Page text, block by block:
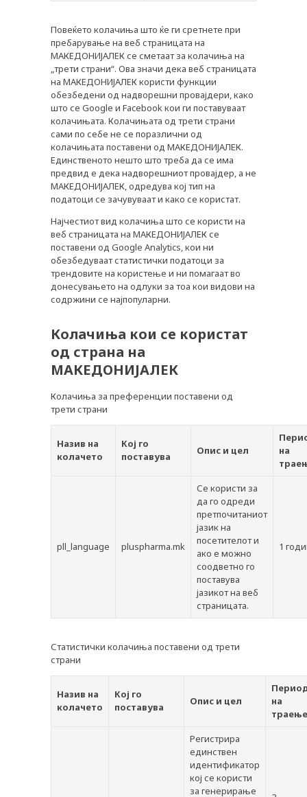
Повеќето колачиња што ќе ги сретнете при
пребарување на веб страницата на
МАКЕДОНИЈАЛЕК се сметаат за колачиња на
„трети страни“. Ова значи дека веб страницата
на МАКЕДОНИЈАЛЕК користи функции
обезбедени од надворешни провајдери, како
што се Google и Facebook кои ги поставуваат
колачињата. Колачињата од трети страни
сами по себе не се поразлични од
колачињата поставени од МАКЕДОНИЈАЛЕК.
Единственото нешто што треба да се има
предвид е дека надворешниот провајдер, а не
МАКЕДОНИЈАЛЕК, одредува кој тип на
податоци се зачувуваат и како се користат.
Најчестиот вид колачиња што се користи на
веб страницата на МАКЕДОНИЈАЛЕК се
поставени од Google Analytics, кои ни
обезбедуваат статистички податоци за
трендовите на користење и ни помагаат во
донесувањето на одлуки за тоа кои видови на
содржини се најпопуларни.
Колачиња кои се користат
од страна на
МАКЕДОНИЈАЛЕК
Колачиња за преференции поставени од
трети страни
Назив на
колачето
Кој го
поставува
Опис и цел
на
pll_language pluspharma.mk
Се користи за
да го одреди
претпочитаниот
јазик на
посетителот и
ако е можно
соодветно го
поставува
јазикот на веб
страницата.
1
Статистички колачиња поставени од трети
страни
Назив на
колачето
Кој го
поставува
Опис и цел
на
траење
Регистрира
единствен
идентификатор
кој се користи
за генерирање